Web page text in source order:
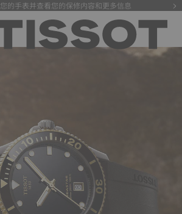
您的手表并查看您的保修内容和更多信息